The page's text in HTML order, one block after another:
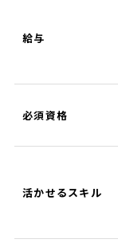
給与
必須資格
活かせるスキル